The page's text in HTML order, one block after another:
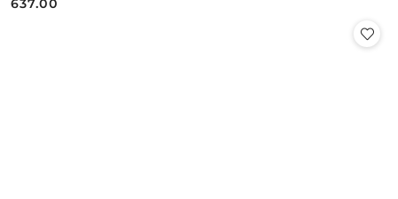
Cena:
637.00